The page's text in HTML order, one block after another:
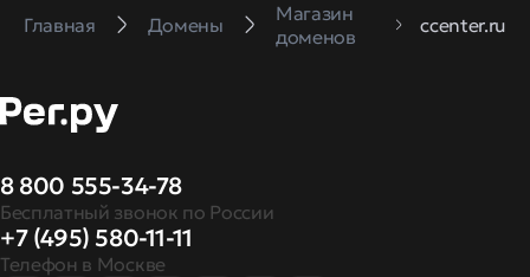
Главная Домены
Магазин
доменов
ccenter.ru
8 800 555-34-78
Бесплатный звонок по России
+7 (495) 580-11-11
Телефон в Москве